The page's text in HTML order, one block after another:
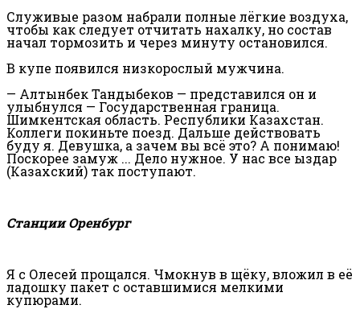
Служивые разом набрали полные лёгкие воздуха,
чтобы как следует отчитать нахалку, но состав
начал тормозить и через минуту остановился.
В купе появился низкорослый мужчина.
— Алтынбек Тандыбеков — представился он и
улыбнулся — Государственная граница.
Шимкентская область. Республики Казахстан.
Коллеги покиньте поезд. Дальше действовать
буду я. Девушка, а зачем вы всё это? А понимаю!
Поскорее замуж ... Дело нужное. У нас все қыздар
(Казахский) так поступают.
Станции Оренбург
Я с Олесей прощался. Чмокнув в щёку, вложил в её
ладошку пакет с оставшимися мелкими
купюрами.